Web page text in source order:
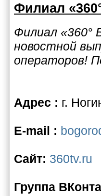
Филиал
Филиал «360°
новостной
операторов!
Адрес : г.
E-mail :
Сайт: 360tv.ru
Группа